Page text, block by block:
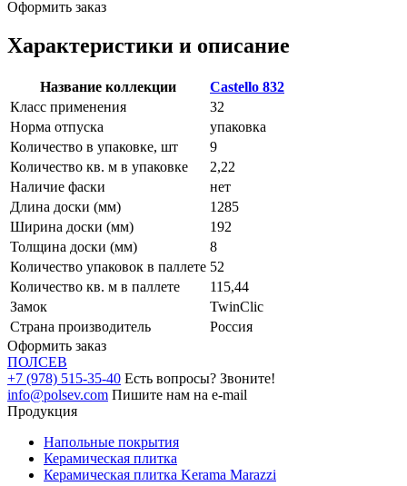
Оформить заказ
Характеристики и описание
Название коллекции
Castello 832
Класс применения
32
Норма отпуска
упаковка
Количество в упаковке, шт
9
Количество кв. м в упаковке
2,22
Наличие фаски
нет
Длина доски (мм)
1285
Ширина доски (мм)
192
Толщина доски (мм)
8
Количество упаковок в паллете 52
Количество кв. м в паллете
115,44
Замок
TwinClic
Страна производитель
Россия
Оформить заказ
ПОЛСЕВ
+7 (978) 515-35-40 Есть вопросы? Звоните!
info@polsev.com Пишите нам на e-mail
Продукция
Напольные покрытия
Керамическая плитка
Керамическая плитка Kerama Marazzi